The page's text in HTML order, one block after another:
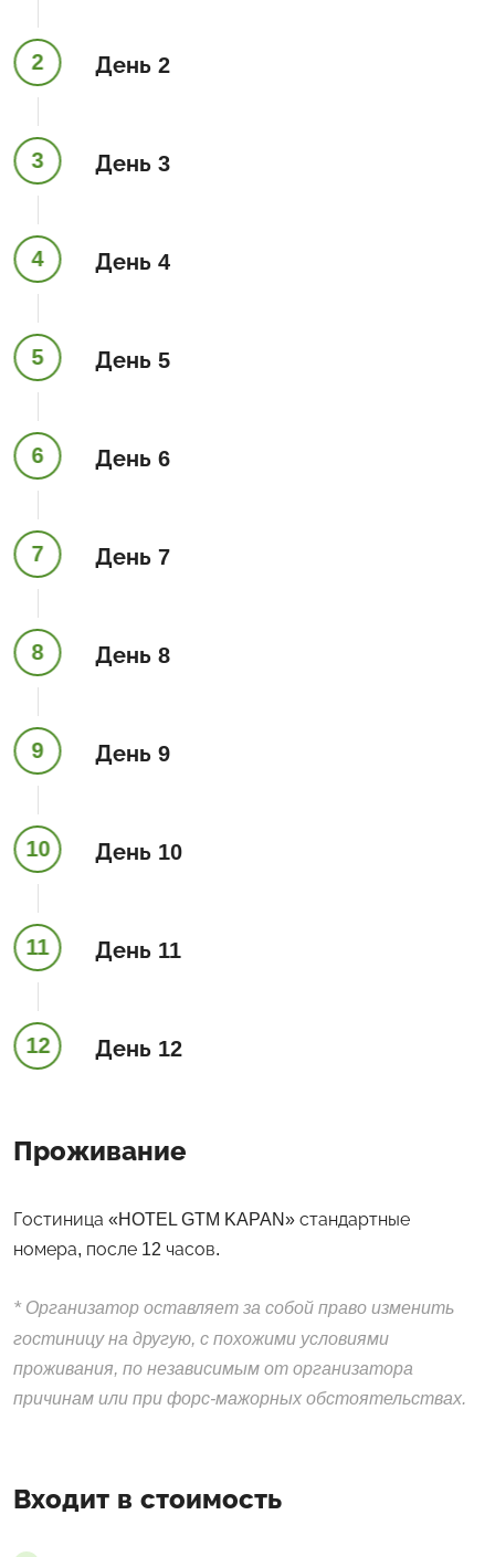
2 День 2
3 День 3
4 День 4
5 День 5
6 День 6
7 День 7
8 День 8
9 День 9
10 День 10
11 День 11
12 День 12
Проживание
Гостиница «HOTEL GTM KAPAN» стандартные
номера, после 12 часов.
*Организатор оставляет за собой право изменить
гостиницу на другую, с похожими условиями
проживания, по независимым от организатора
причинам или при форс-мажорных обстоятельствах.
Входит в стоимость